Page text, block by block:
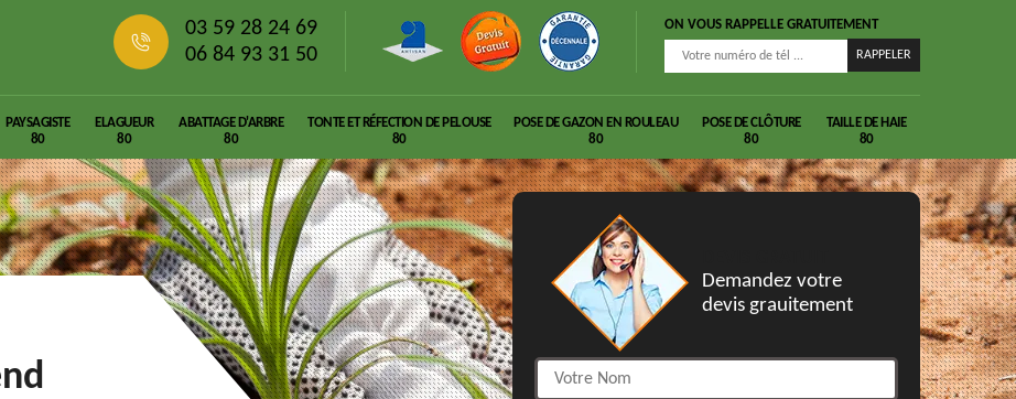
03 59 28 24 69
06 84 93 31 50
ON VOUS RAPPELLE GRATUITEMENT
PAYSAGISTE
80
ELAGUEUR
80
ABATTAGE D'ARBRE
80
TONTE ET RÉFECTION DE PELOUSE
80
POSE DE GAZON EN ROULEAU
80
POSE DE CLÔTURE
80
TAILLE DE HAIE
80
Demandez votre
devis grauitement